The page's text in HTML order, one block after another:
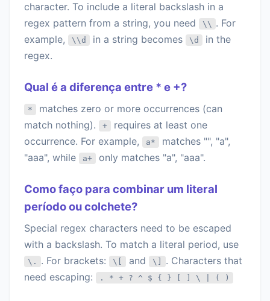
character. To include a literal backslash in a
regex pattern from a string, you need
\\ . For
example,
\\d in a string becomes \d
in the
regex.
Qual é a diferença entre * e +?
*
matches zero or more occurrences (can
match nothing).
+
requires at least one
occurrence. For example,
a*
matches "", "a",
"aaa", while
a+ only matches "a", "aaa".
Como faço para combinar um literal
período ou colchete?
Special regex characters need to be escaped
with a backslash. To match a literal period, use
\. . For brackets: \[ and \]
. Characters that
need escaping:
. * + ? ^ $ { } [ ] \ | ( )